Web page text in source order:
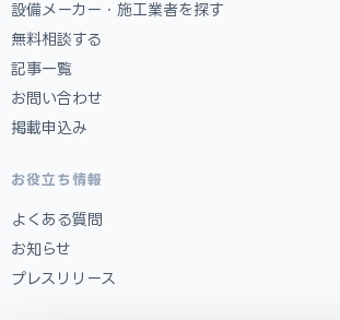
設備メーカー・施工業者を探す
無料相談する
記事一覧
お問い合わせ
掲載申込み
お役立ち情報
よくある質問
お知らせ
プレスリリース